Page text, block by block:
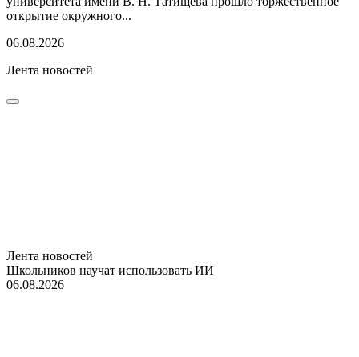
открытие окружного...
06.08.2026
Лента новостей
Лента новостей
Школьников научат использовать ИИ
06.08.2026